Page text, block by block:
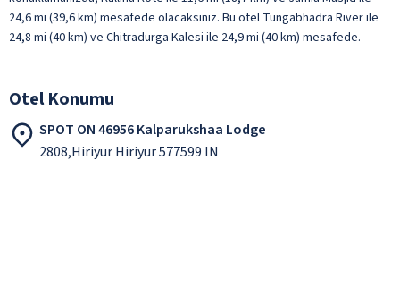
24,6 mi (39,6 km) mesafede olacaksınız. Bu otel Tungabhadra River ile
24,8 mi (40 km) ve Chitradurga Kalesi ile 24,9 mi (40 km) mesafede.
Otel Konumu
SPOT ON 46956 Kalparukshaa Lodge
2808,Hiriyur Hiriyur 577599 IN